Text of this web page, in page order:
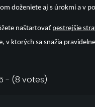
doženiete aj s úrokmi a v
naštartovať pestrejšie
v ktorých sa snažia
- (8 votes)